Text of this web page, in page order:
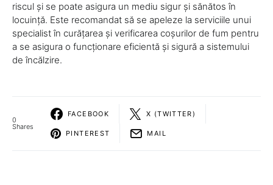
riscul și se poate asigura un mediu sigur și sănătos în
locuință. Este recomandat să se apeleze la serviciile unui
specialist în curățarea și verificarea coșurilor de fum pentru
a se asigura o funcționare eficientă și sigură a sistemului
de încălzire.
0
Shares
FACEBOOK X (TWITTER)
PINTEREST MAIL